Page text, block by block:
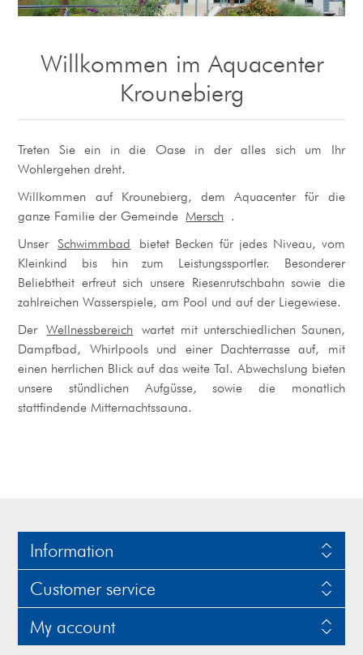
Willkommen im Aquacenter
Krounebierg
Treten Sie ein in die Oase in der alles sich um Ihr
Wohlergehen dreht.
Willkommen auf Krounebierg, dem Aquacenter für die
ganze Familie der GemeindeMersch .
UnserSchwimmbad bietet Becken für jedes Niveau, vom
Kleinkind bis hin zum Leistungssportler. Besonderer
Beliebtheit erfreut sich unsere Riesenrutschbahn sowie die
zahlreichen Wasserspiele, am Pool und auf der Liegewiese.
DerWellnessbereich wartet mit unterschiedlichen Saunen,
Dampfbad, Whirlpools und einer Dachterrasse auf, mit
einen herrlichen Blick auf das weite Tal. Abwechslung bieten
unsere stündlichen Aufgüsse, sowie die monatlich
stattfindende Mitternachtssauna.
Information
Customer service
My account